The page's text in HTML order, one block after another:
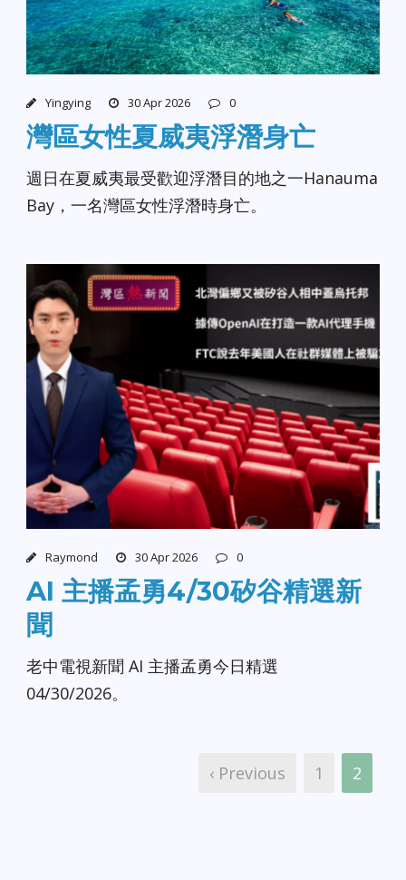
Yingying 30 Apr 2026 0
灣區女性夏威夷浮潛身亡
週日在夏威夷最受歡迎浮潛目的地之一Hanauma
Bay，一名灣區女性浮潛時身亡。
Raymond 30 Apr 2026 0
AI 主播孟勇4/30矽谷精選新
聞
老中電視新聞 AI 主播孟勇今日精選
04/30/2026。
‹ Previous 1 2